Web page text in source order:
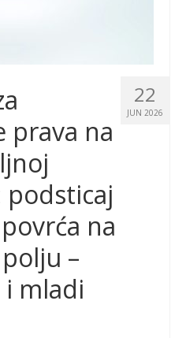
22
JUN 2026
prava na
na
–
mladi